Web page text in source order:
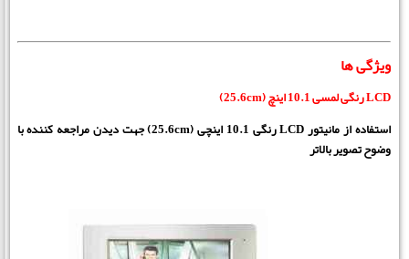
ویژگی ها
LCD رنگی لمسی 10.1 اینچ (25.6cm)
استفاده از مانیتور LCD رنگی 10.1 اینچی (25.6cm) جهت دیدن مراجعه کننده با
وضوح تصویر بالاتر